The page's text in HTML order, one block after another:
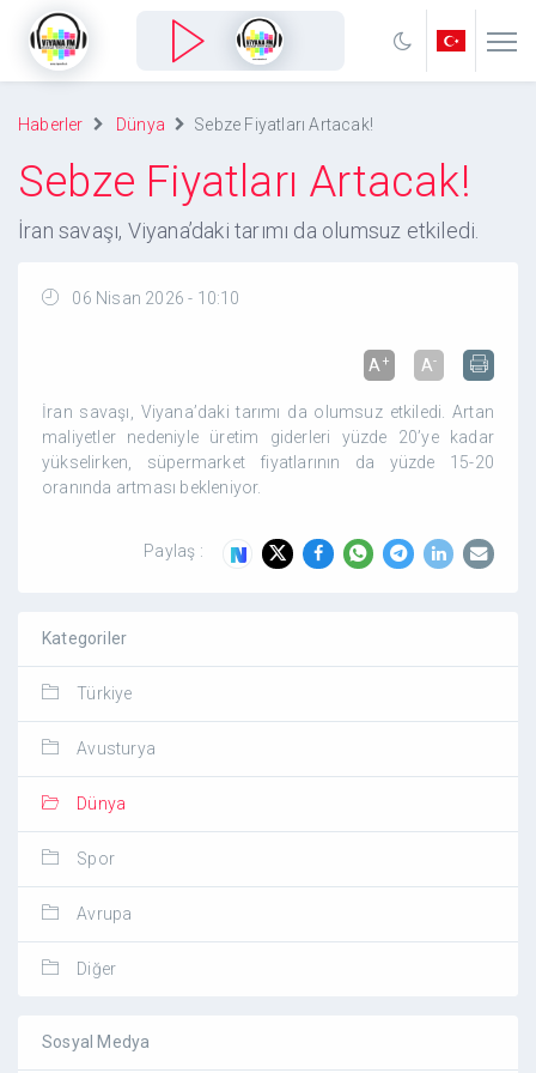
Haberler Dünya Sebze Fiyatları Artacak!
Sebze Fiyatları Artacak!
İran savaşı, Viyana’daki tarımı da olumsuz etkiledi.
06 Nisan 2026 - 10:10
A+ A-
İran savaşı, Viyana’daki tarımı da olumsuz etkiledi. Artan
maliyetler nedeniyle üretim giderleri yüzde 20’ye kadar
yükselirken, süpermarket fiyatlarının da yüzde 15-20
oranında artması bekleniyor.
Paylaş :
Kategoriler
Türkiye
Avusturya
Dünya
Spor
Avrupa
Diğer
Sosyal Medya